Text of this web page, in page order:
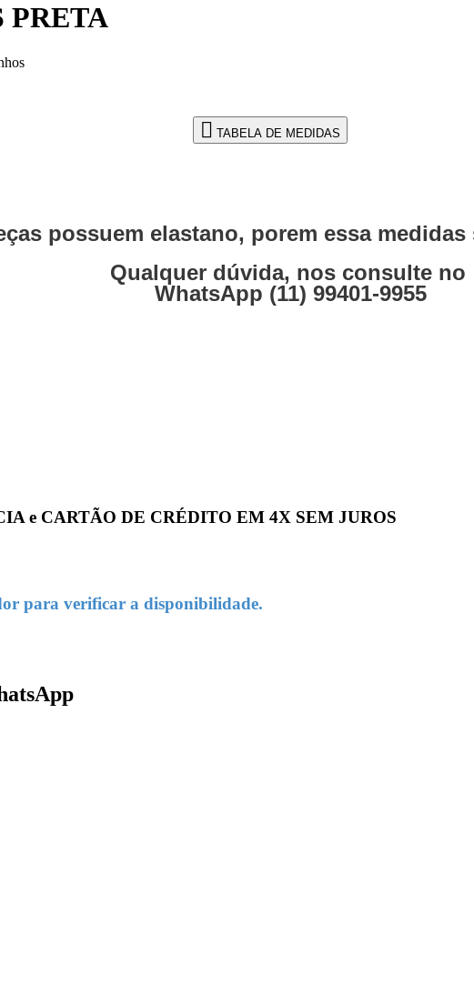
PRETA
TABELA DE MEDIDAS
possuem elastano, porem essa
Qualquer dúvida, nos consulte no
WhatsApp (11) 99401-9955
e CARTÃO DE CRÉDITO EM 4X SEM JUROS
para verificar a disponibilidade.